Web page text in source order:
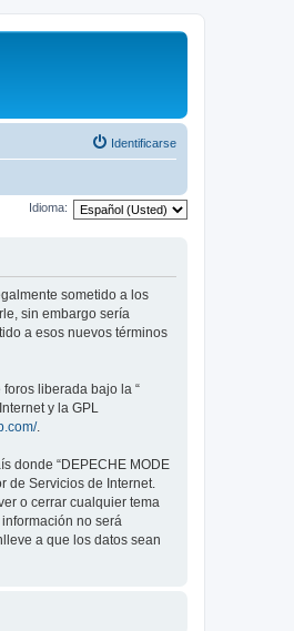
Identificarse
Idioma:
sometido a los
sin embargo sería
a esos nuevos términos
foros liberada bajo la “
y la GPL
.
donde “DEPECHE MODE
de Servicios de Internet.
o cerrar cualquier tema
no será
a que los datos sean